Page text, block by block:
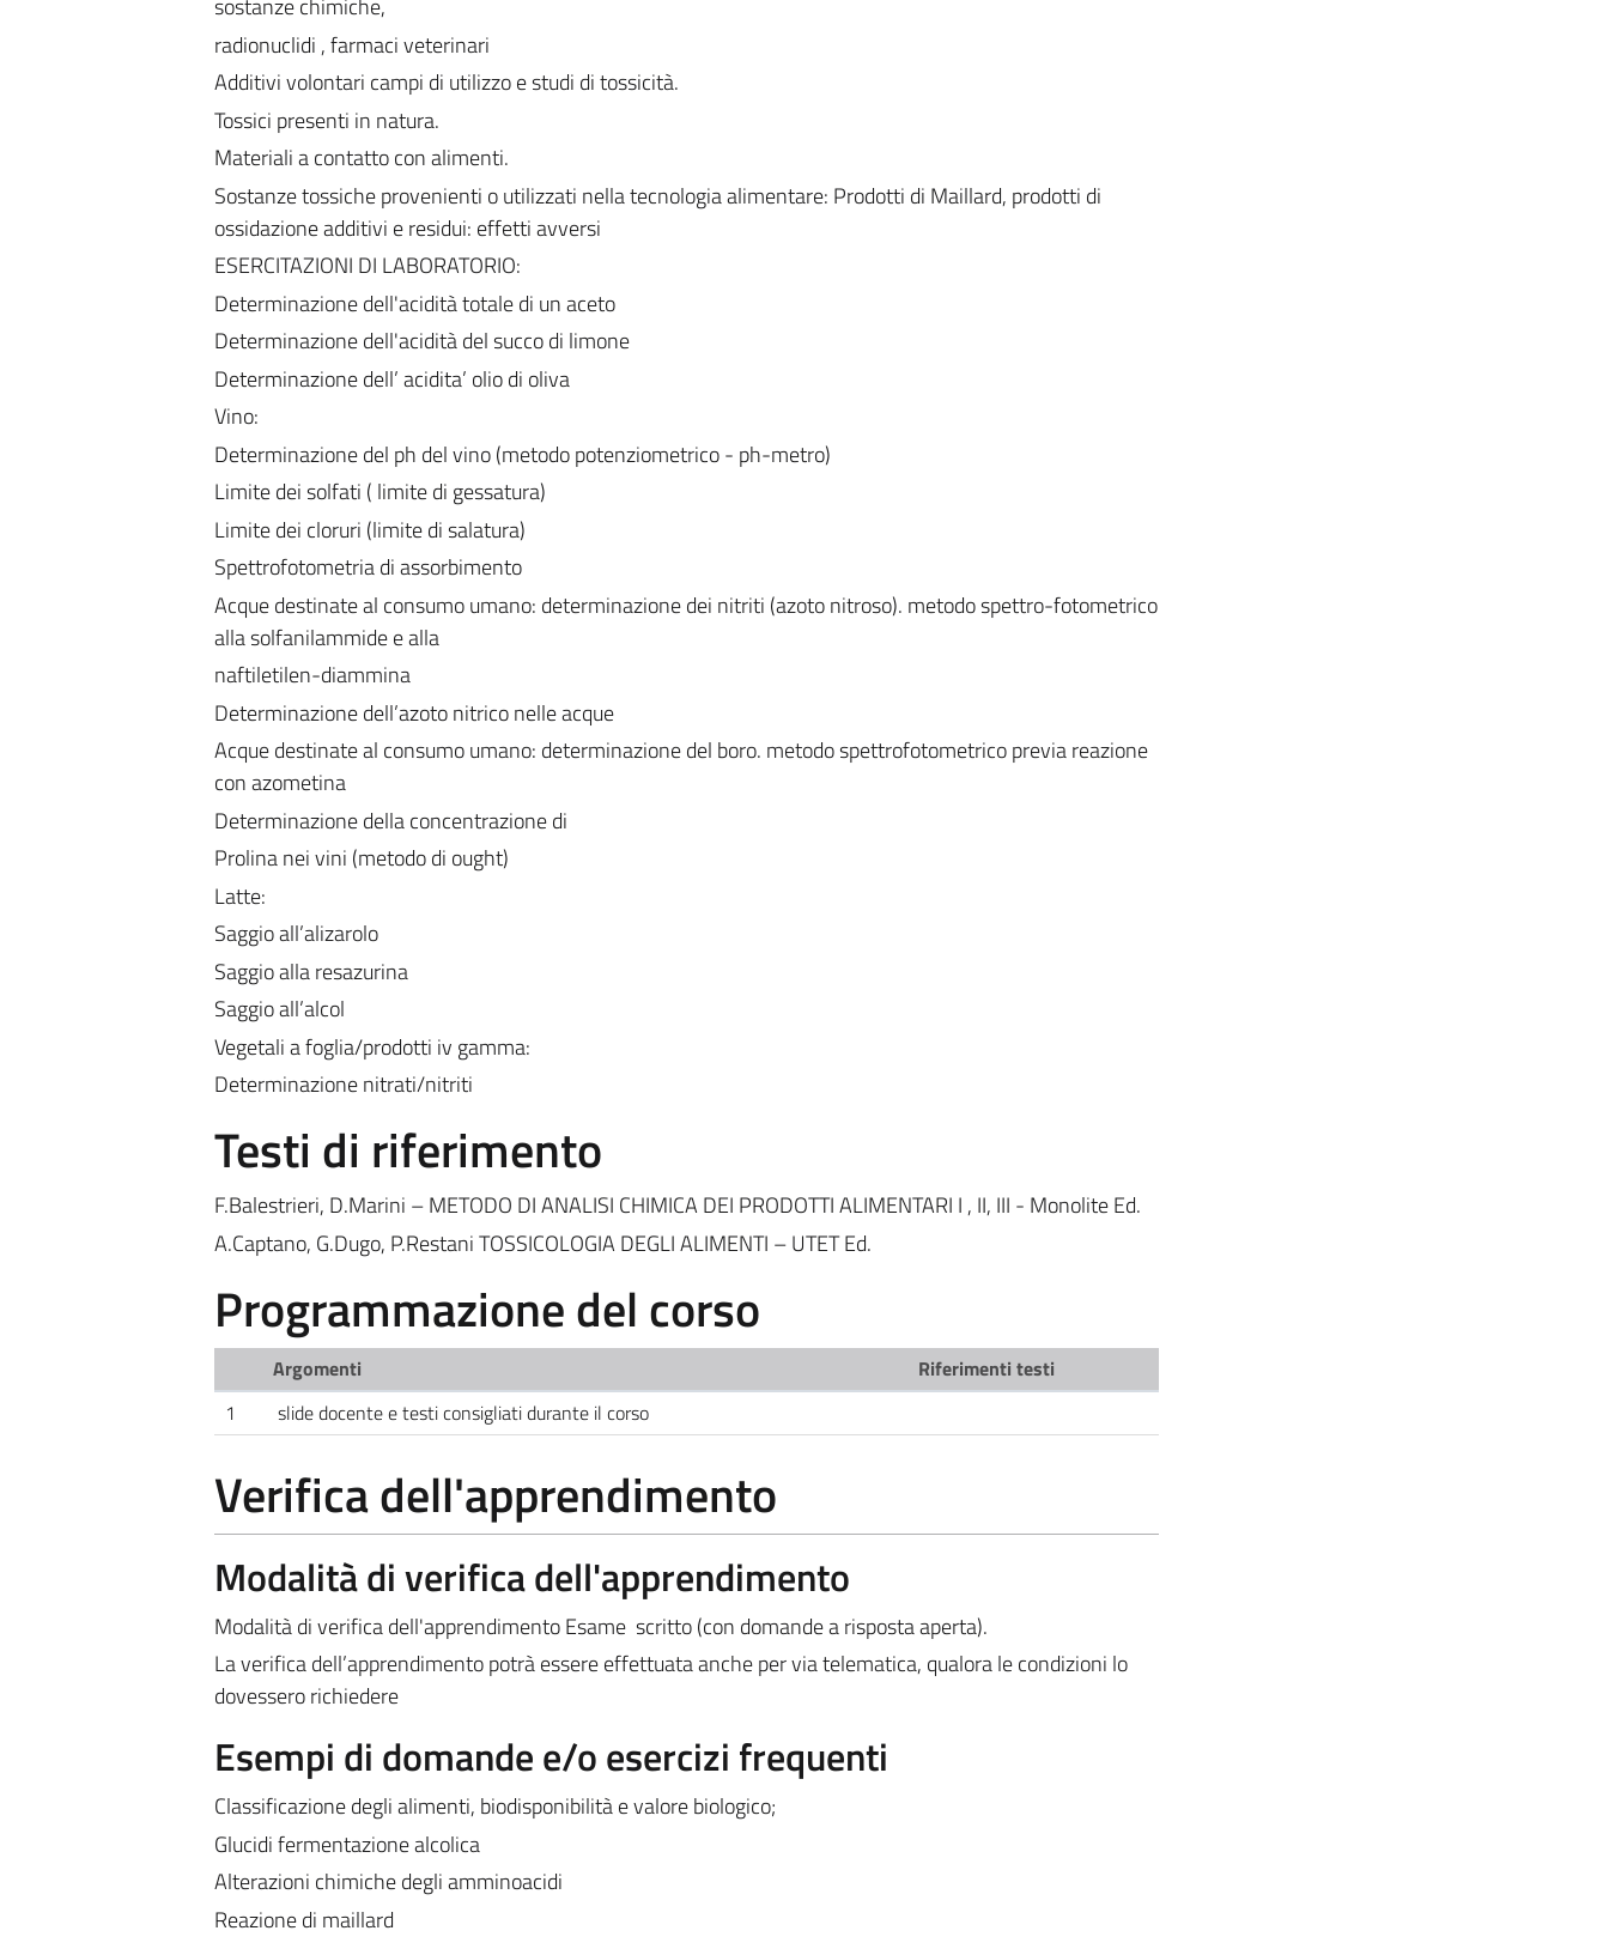
sostanze chimiche,
radionuclidi , farmaci veterinari
Additivi volontari campi di utilizzo e studi di tossicità.
Tossici presenti in natura.
Materiali a contatto con alimenti.
Sostanze tossiche provenienti o utilizzati nella tecnologia alimentare: Prodotti di Maillard, prodotti di
ossidazione additivi e residui: effetti avversi
ESERCITAZIONI DI LABORATORIO:
Determinazione dell'acidità totale di un aceto
Determinazione dell'acidità del succo di limone
Determinazione dell’ acidita’ olio di oliva
Vino:
Determinazione del ph del vino (metodo potenziometrico - ph-metro)
Limite dei solfati ( limite di gessatura)
Limite dei cloruri (limite di salatura)
Spettrofotometria di assorbimento
Acque destinate al consumo umano: determinazione dei nitriti (azoto nitroso). metodo spettro-fotometrico
alla solfanilammide e alla
naftiletilen-diammina
Determinazione dell’azoto nitrico nelle acque
Acque destinate al consumo umano: determinazione del boro. metodo spettrofotometrico previa reazione
con azometina
Determinazione della concentrazione di
Prolina nei vini (metodo di ought)
Latte:
Saggio all’alizarolo
Saggio alla resazurina
Saggio all’alcol
Vegetali a foglia/prodotti iv gamma:
Determinazione nitrati/nitriti
Testi di riferimento
F.Balestrieri, D.Marini – METODO DI ANALISI CHIMICA DEI PRODOTTI ALIMENTARI I , II, III - Monolite Ed.
A.Captano, G.Dugo, P.Restani TOSSICOLOGIA DEGLI ALIMENTI – UTET Ed.
Programmazione del corso
Argomenti
Riferimenti testi
1
slide docente e testi consigliati durante il corso
Verifica dell'apprendimento
Modalità di verifica dell'apprendimento
Modalità di verifica dell'apprendimento Esame scritto (con domande a risposta aperta).
La verifica dell’apprendimento potrà essere effettuata anche per via telematica, qualora le condizioni lo
dovessero richiedere
Esempi di domande e/o esercizi frequenti
Classificazione degli alimenti, biodisponibilità e valore biologico;
Glucidi fermentazione alcolica
Alterazioni chimiche degli amminoacidi
Reazione di maillard